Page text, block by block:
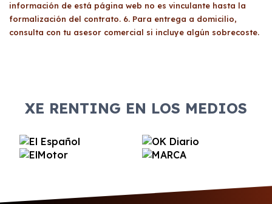
información de está página web no es vinculante hasta la
formalización del contrato. 6. Para entrega a domicilio,
consulta con tu asesor comercial si incluye algún sobrecoste.
XE RENTING EN LOS MEDIOS